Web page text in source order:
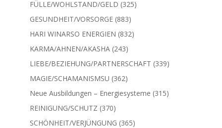
FÜLLE/WOHLSTAND/GELD 325325
GESUNDHEIT/VORSORGE 883883
Produkte
HARI WINARSO ENERGIEN 832832
KARMA/AHNEN/AKASHA 243243
Produkte
LIEBE/BEZIEHUNG/PARTNERSCHAFT 339339
MAGIE/SCHAMANISMSU 362362
Produkte
Neue Ausbildungen – Energiesysteme 315315
REINIGUNG/SCHUTZ 370370
Produkte
SCHÖNHEIT/VERJÜNGUNG 365365